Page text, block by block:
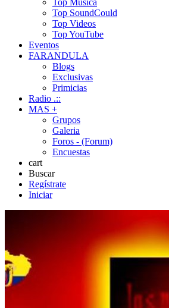
Top Musica
Top SoundCould
Top Videos
Top YouTube
Eventos
FARANDULA
Blogs
Exclusivas
Primicias
Radio .::
MAS +
Grupos
Galeria
Foros - (Forum)
Encuestas
cart
Buscar
Regístrate
Iniciar